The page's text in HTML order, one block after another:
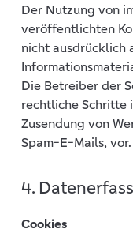
Der Nutzung von
veröffentlichten
nicht ausdrücklich
Die Betreiber der
rechtliche Schritte
Zusendung von
Spam-E-Mails, vor.
4.
Cookies